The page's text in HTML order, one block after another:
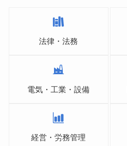
法律・法務
電気・工業・設備
経営・労務管理